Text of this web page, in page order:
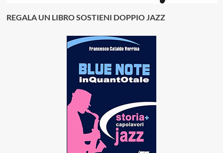
REGALA UN LIBRO SOSTIENI DOPPIO JAZZ